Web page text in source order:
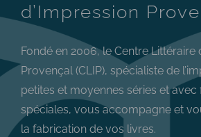
d’Impression
Fondé en 2006, le Centre Littéraire
Provençal (CLIP), spécialiste de
petites et moyennes séries et avec
spéciales, vous accompagne et
la fabrication de vos livres.